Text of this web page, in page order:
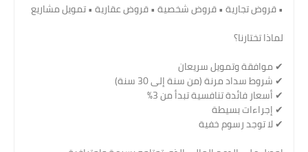
• قروض تجارية • قروض شخصية • قروض عقارية • تمويل مشاريع
لماذا تختارنا؟
✔ موافقة وتمويل سريعان
✔ شروط سداد مرنة (من سنة إلى 30 سنة)
✔ أسعار فائدة تنافسية تبدأ من 3%
✔ إجراءات بسيطة
✔ لا توجد رسوم خفية